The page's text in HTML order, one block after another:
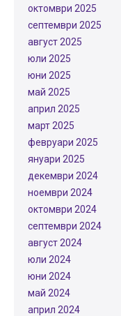
октомври 2025
септември 2025
август 2025
юли 2025
юни 2025
май 2025
април 2025
март 2025
февруари 2025
януари 2025
декември 2024
ноември 2024
октомври 2024
септември 2024
август 2024
юли 2024
юни 2024
май 2024
април 2024